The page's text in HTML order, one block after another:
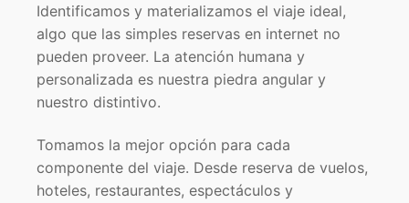
Identificamos y materializamos el viaje ideal,
algo que las simples reservas en internet no
pueden proveer. La atención humana y
personalizada es nuestra piedra angular y
nuestro distintivo.
Tomamos la mejor opción para cada
componente del viaje. Desde reserva de vuelos,
hoteles, restaurantes, espectáculos y